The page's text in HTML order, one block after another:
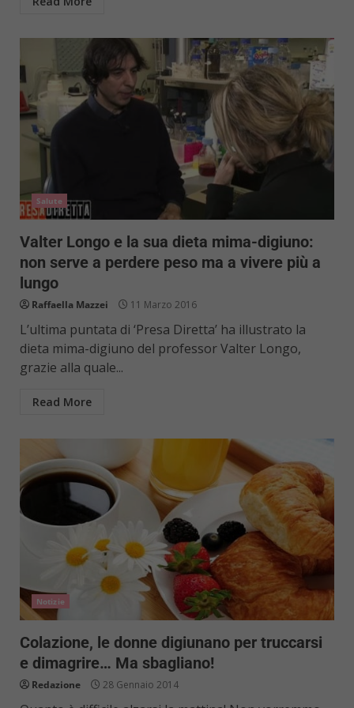
Salute
Valter Longo e la sua dieta mima-digiuno:
non serve a perdere peso ma a vivere più a
lungo
Raffaella Mazzei 11 Marzo 2016
L’ultima puntata di ‘Presa Diretta’ ha illustrato la
dieta mima-digiuno del professor Valter Longo,
grazie alla quale...
Read More
Notizie
Colazione, le donne digiunano per truccarsi
e dimagrire… Ma sbagliano!
Redazione 28 Gennaio 2014